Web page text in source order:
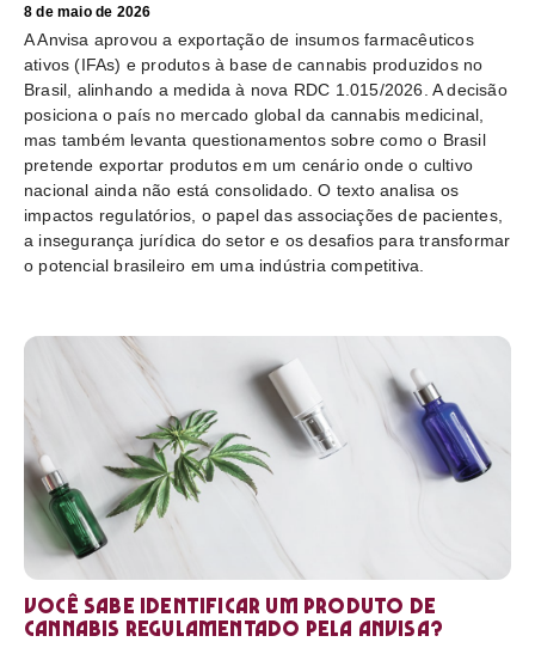
8 de maio de 2026
A Anvisa aprovou a exportação de insumos farmacêuticos
ativos (IFAs) e produtos à base de cannabis produzidos no
Brasil, alinhando a medida à nova RDC 1.015/2026. A decisão
posiciona o país no mercado global da cannabis medicinal,
mas também levanta questionamentos sobre como o Brasil
pretende exportar produtos em um cenário onde o cultivo
nacional ainda não está consolidado. O texto analisa os
impactos regulatórios, o papel das associações de pacientes,
a insegurança jurídica do setor e os desafios para transformar
o potencial brasileiro em uma indústria competitiva.
Você sabe identificar um produto de
cannabis regulamentado pela Anvisa?